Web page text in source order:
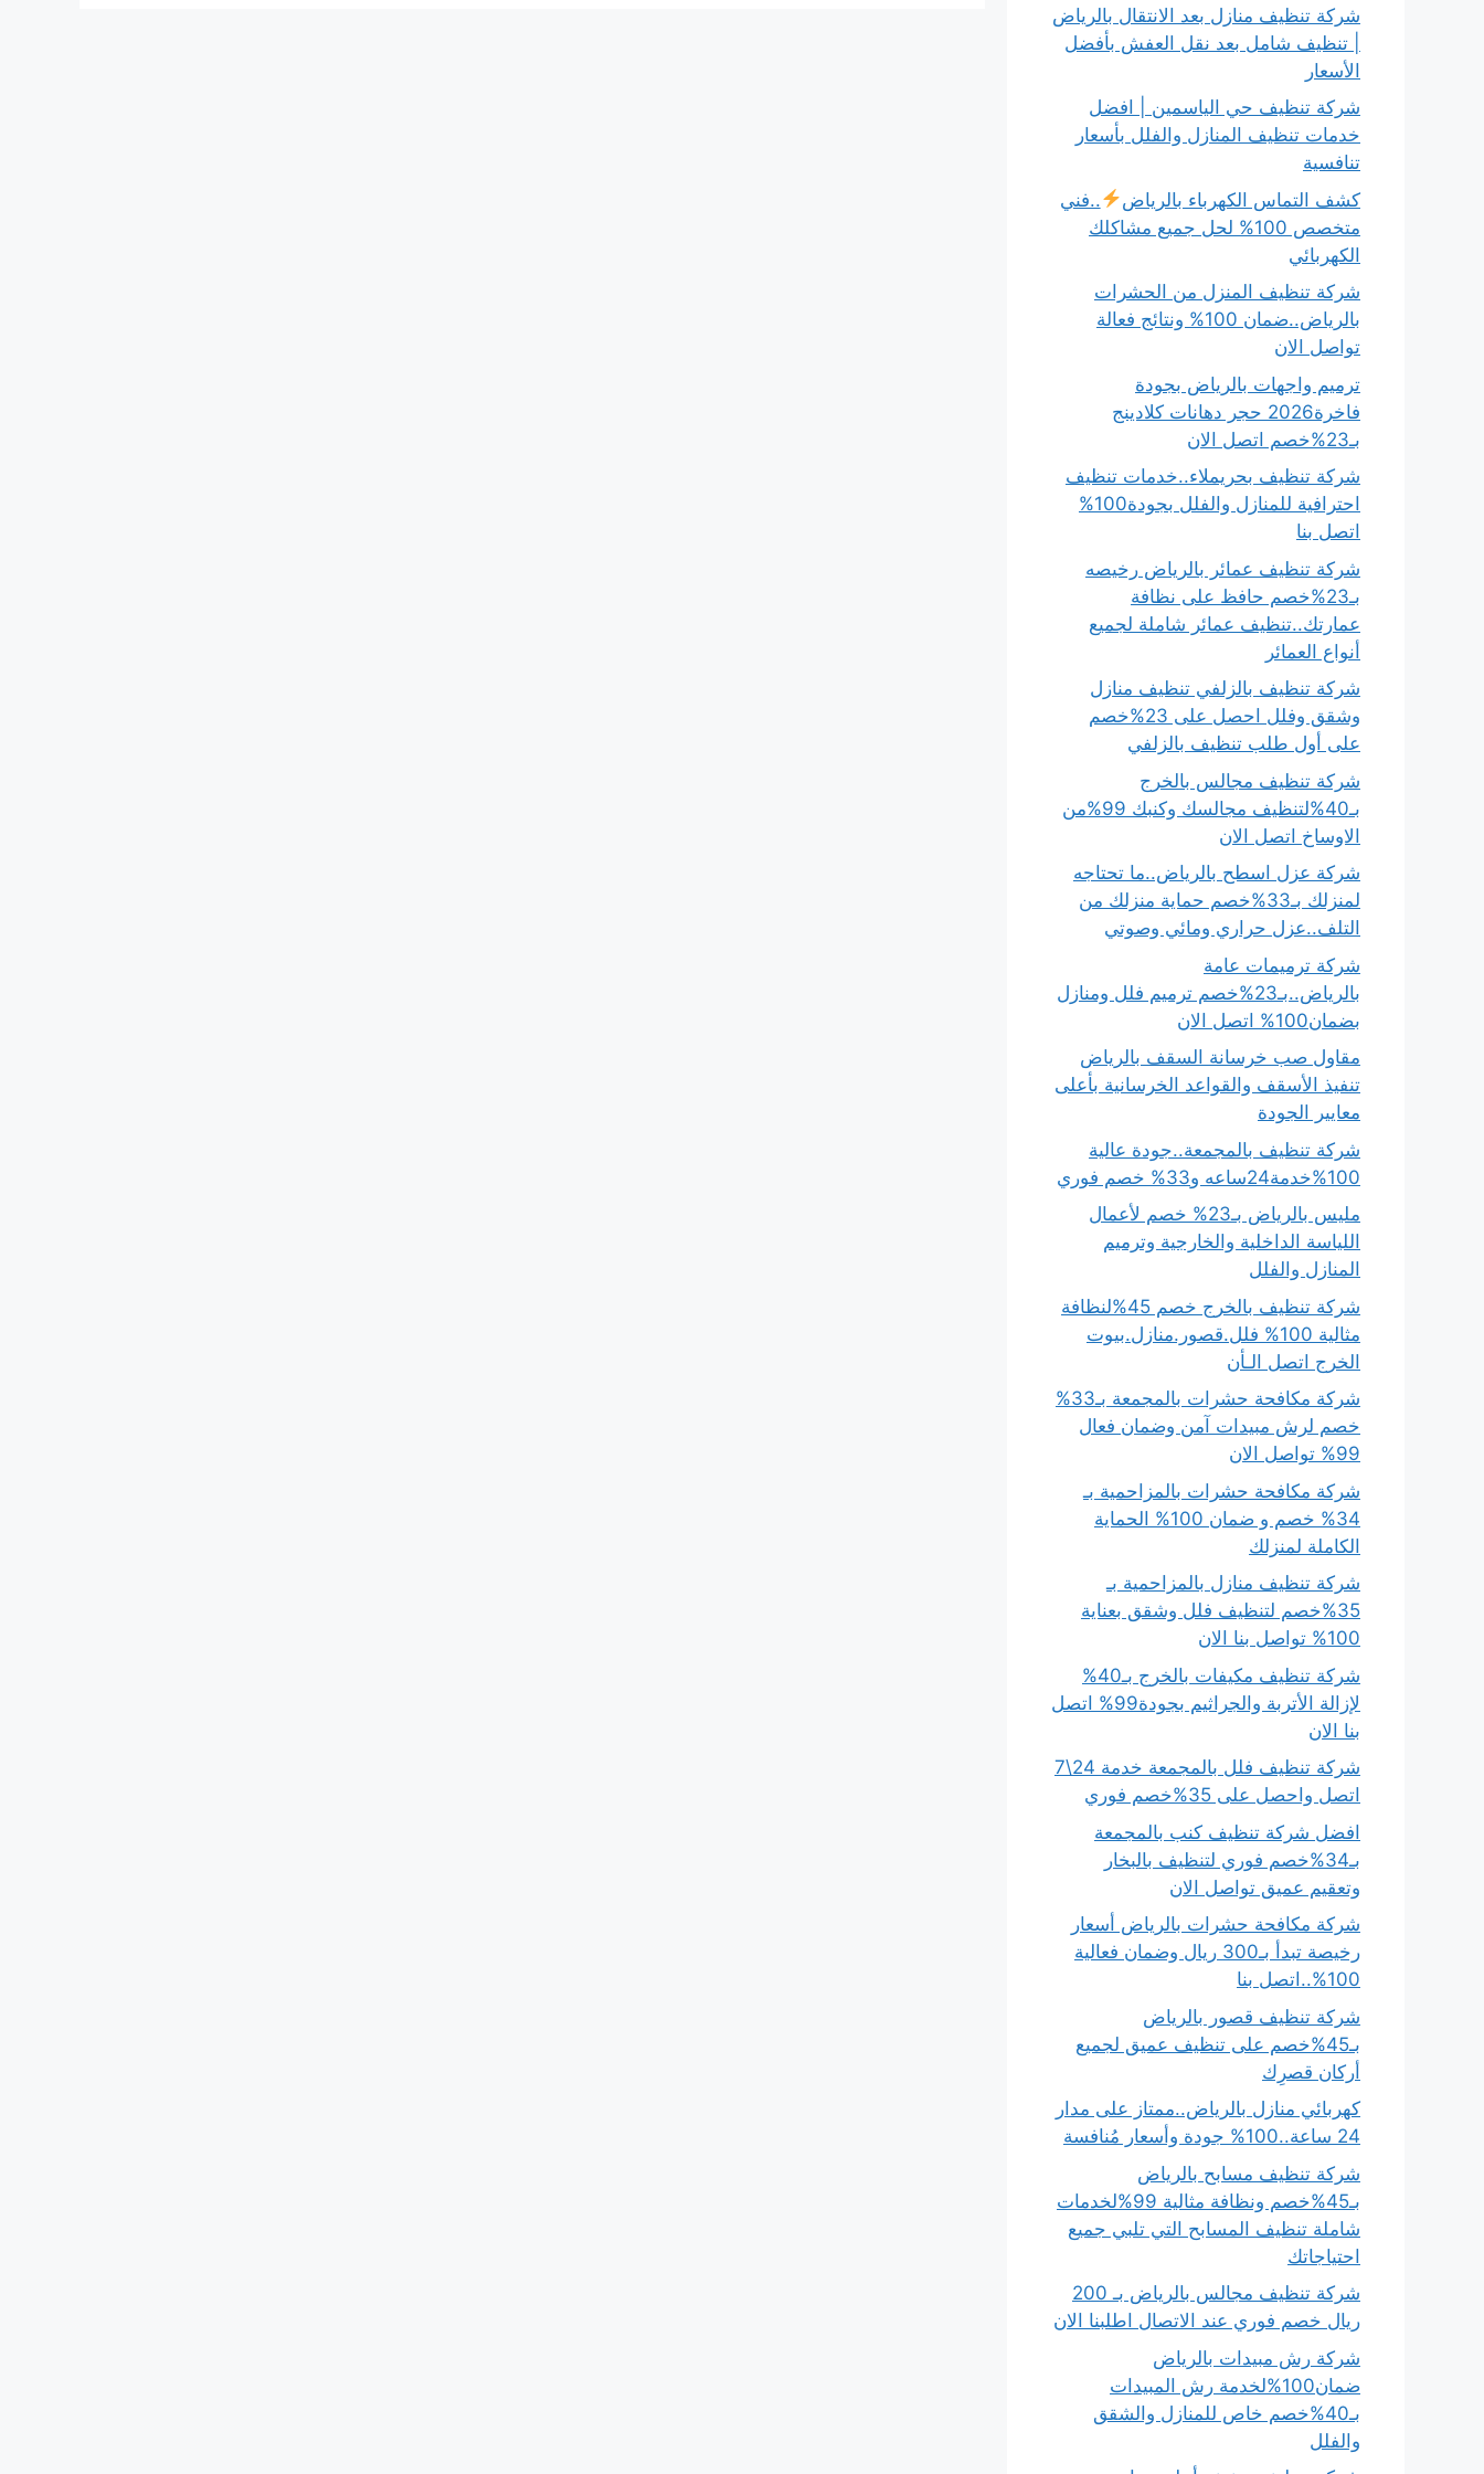
شركة تنظيف منازل بعد الانتقال بالرياض
| تنظيف شامل بعد نقل العفش بأفضل
الأسعار
شركة تنظيف حي الياسمين | افضل
خدمات تنظيف المنازل والفلل بأسعار
تنافسية
كشف التماس الكهرباء بالرياض
..فني
متخصص 100% لحل جميع مشاكلك
الكهربائي
شركة تنظيف المنزل من الحشرات
بالرياض..ضمان 100% ونتائج فعالة
تواصل الان
ترميم واجهات بالرياض بجودة
فاخرة2026 حجر دهانات كلادينج
بـ23%خصم اتصل الان
شركة تنظيف بحريملاء..خدمات تنظيف
احترافية للمنازل والفلل بجودة100%
اتصل بنا
شركة تنظيف عمائر بالرياض رخيصه
بـ23%خصم حافظ على نظافة
عمارتك..تنظيف عمائر شاملة لجميع
أنواع العمائر
شركة تنظيف بالزلفي تنظيف منازل
وشقق وفلل احصل على 23%خصم
على أول طلب تنظيف بالزلفي
شركة تنظيف مجالس بالخرج
بـ40%لتنظيف مجالسك وكنبك 99%من
الاوساخ اتصل الان
شركة عزل اسطح بالرياض..ما تحتاجه
لمنزلك بـ33%خصم حماية منزلك من
التلف..عزل حراري ومائي وصوتي
شركة ترميمات عامة
بالرياض..بـ23%خصم ترميم فلل ومنازل
بضمان100% اتصل الان
مقاول صب خرسانة السقف بالرياض
تنفيذ الأسقف والقواعد الخرسانية بأعلى
معايير الجودة
شركة تنظيف بالمجمعة..جودة عالية
100%خدمة24ساعه و33% خصم فوري
مليس بالرياض بـ23% خصم لأعمال
اللياسة الداخلية والخارجية وترميم
المنازل والفلل
شركة تنظيف بالخرج خصم 45%لنظافة
مثالية 100% فلل.قصور.منازل.بيوت
الخرج اتصل الـأن
شركة مكافحة حشرات بالمجمعة بـ33%
خصم لرش مبيدات آمن وضمان فعال
99% تواصل الان
شركة مكافحة حشرات بالمزاحمية بـ
34% خصم و ضمان 100% الحماية
الكاملة لمنزلك
شركة تنظيف منازل بالمزاحمية بـ
35%خصم لتنظيف فلل وشقق بعناية
100% تواصل بنا الان
شركة تنظيف مكيفات بالخرج بـ40%
لإزالة الأتربة والجراثيم بجودة99% اتصل
بنا الان
شركة تنظيف فلل بالمجمعة خدمة 24\7
اتصل واحصل على 35%خصم فوري
افضل شركة تنظيف كنب بالمجمعة
بـ34%خصم فوري لتنظيف بالبخار
وتعقيم عميق تواصل الان
شركة مكافحة حشرات بالرياض أسعار
رخيصة تبدأ بـ300 ريال وضمان فعالية
100%..اتصل بنا
شركة تنظيف قصور بالرياض
بـ45%خصم على تنظيف عميق لجميع
أركان قصرِك
كهربائي منازل بالرياض..ممتاز على مدار
24 ساعة..100% جودة وأسعار مُنافسة
شركة تنظيف مسابح بالرياض
بـ45%خصم ونظافة مثالية 99%لخدمات
شاملة تنظيف المسابح التي تلبي جميع
احتياجاتك
شركة تنظيف مجالس بالرياض بـ 200
ريال خصم فوري عند الاتصال اطلبنا الان
شركة رش مبيدات بالرياض
ضمان100%لخدمة رش المبيدات
بـ40%خصم خاص للمنازل والشقق
والفلل